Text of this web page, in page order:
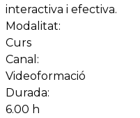
interactiva i efectiva.
Modalitat:
Curs
Canal:
Videoformació
Durada:
6.00 h